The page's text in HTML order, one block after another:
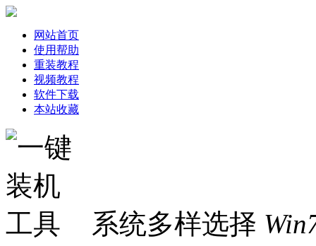
网站首页
使用帮助
重装教程
视频教程
软件下载
本站收藏
系统多样选择